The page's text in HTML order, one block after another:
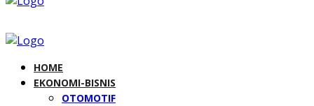
HOME
EKONOMI-BISNIS
OTOMOTIF